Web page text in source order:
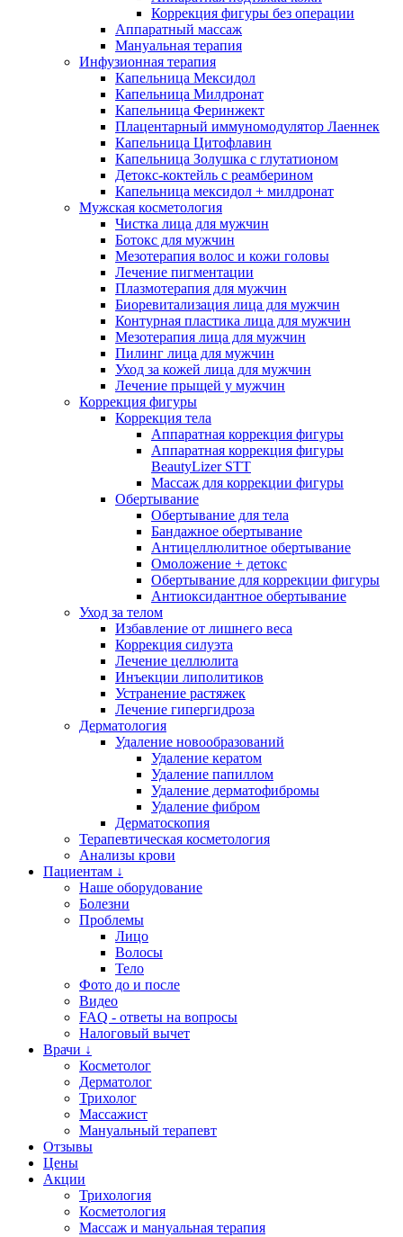
Коррекция фигуры без операции
Аппаратный массаж
Мануальная терапия
Инфузионная терапия
Капельница Мексидол
Капельница Милдронат
Капельница Феринжект
Плацентарный иммуномодулятор Лаеннек
Капельница Цитофлавин
Капельница Золушка с глутатионом
Детокс-коктейль с реамберином
Капельница мексидол + милдронат
Мужская косметология
Чистка лица для мужчин
Ботокс для мужчин
Мезотерапия волос и кожи головы
Лечение пигментации
Плазмотерапия для мужчин
Биоревитализация лица для мужчин
Контурная пластика лица для мужчин
Мезотерапия лица для мужчин
Пилинг лица для мужчин
Уход за кожей лица для мужчин
Лечение прыщей у мужчин
Коррекция фигуры
Коррекция тела
Аппаратная коррекция фигуры
Аппаратная коррекция фигуры
BeautyLizer STT
Массаж для коррекции фигуры
Обертывание
Обертывание для тела
Бандажное обертывание
Антицеллюлитное обертывание
Омоложение + детокс
Обертывание для коррекции фигуры
Антиоксидантное обертывание
Уход за телом
Избавление от лишнего веса
Коррекция силуэта
Лечение целлюлита
Инъекции липолитиков
Устранение растяжек
Лечение гипергидроза
Дерматология
Удаление новообразований
Удаление кератом
Удаление папиллом
Удаление дерматофибромы
Удаление фибром
Дерматоскопия
Терапевтическая косметология
Анализы крови
Пациентам ↓
Наше оборудование
Болезни
Проблемы
Лицо
Волосы
Тело
Фото до и после
Видео
FAQ - ответы на вопросы
Налоговый вычет
Врачи ↓
Косметолог
Дерматолог
Трихолог
Массажист
Мануальный терапевт
Отзывы
Цены
Акции
Трихология
Косметология
Массаж и мануальная терапия